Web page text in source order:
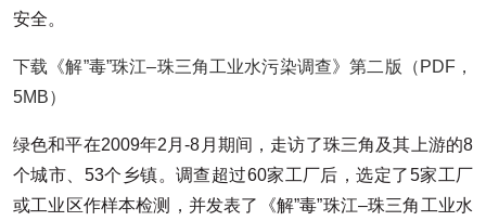
安全。
下载《解”毒”珠江–珠三角工业水污染调查》第二版（PDF，
5MB）
绿色和平在2009年2月-8月期间，走访了珠三角及其上游的8
个城市、53个乡镇。调查超过60家工厂后，选定了5家工厂
或工业区作样本检测，并发表了《解”毒”珠江–珠三角工业水